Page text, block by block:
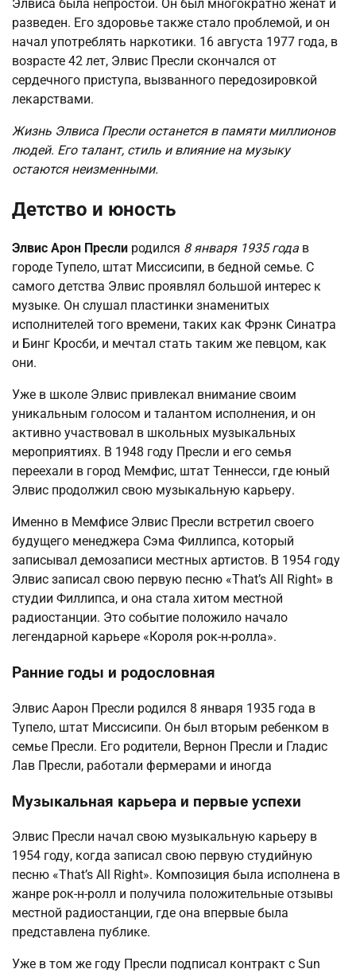
Элвиса была непростой. Он был многократно женат и
разведен. Его здоровье также стало проблемой, и он
начал употреблять наркотики. 16 августа 1977 года, в
возрасте 42 лет, Элвис Пресли скончался от
сердечного приступа, вызванного передозировкой
лекарствами.
Жизнь Элвиса Пресли останется в памяти миллионов
людей. Его талант, стиль и влияние на музыку
остаются неизменными.
Детство и юность
Элвис Арон Пресли родился 8 января 1935 года в
городе Тупело, штат Миссисипи, в бедной семье. С
самого детства Элвис проявлял большой интерес к
музыке. Он слушал пластинки знаменитых
исполнителей того времени, таких как Фрэнк Синатра
и Бинг Кросби, и мечтал стать таким же певцом, как
они.
Уже в школе Элвис привлекал внимание своим
уникальным голосом и талантом исполнения, и он
активно участвовал в школьных музыкальных
мероприятиях. В 1948 году Пресли и его семья
переехали в город Мемфис, штат Теннесси, где юный
Элвис продолжил свою музыкальную карьеру.
Именно в Мемфисе Элвис Пресли встретил своего
будущего менеджера Сэма Филлипса, который
записывал демозаписи местных артистов. В 1954 году
Элвис записал свою первую песню «That’s All Right» в
студии Филлипса, и она стала хитом местной
радиостанции. Это событие положило начало
легендарной карьере «Короля рок-н-ролла».
Ранние годы и родословная
Элвис Аарон Пресли родился 8 января 1935 года в
Тупело, штат Миссисипи. Он был вторым ребенком в
семье Пресли. Его родители, Вернон Пресли и Гладис
Лав Пресли, работали фермерами и иногда
Музыкальная карьера и первые успехи
Элвис Пресли начал свою музыкальную карьеру в
1954 году, когда записал свою первую студийную
песню «That’s All Right». Композиция была исполнена в
жанре рок-н-ролл и получила положительные отзывы
местной радиостанции, где она впервые была
представлена публике.
Уже в том же году Пресли подписал контракт с Sun